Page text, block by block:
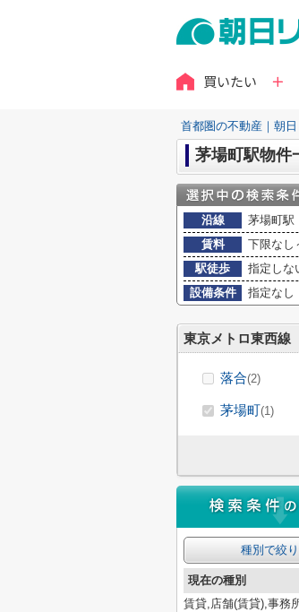
買いたい
首都圏の不動産｜朝
茅場町駅物件
沿線
茅場町駅
賃料
下限なし
駅徒歩
指定しな
設備条件
指定なし
東京メトロ東西線
落合(2)
茅場町(1)
種別で絞
現在の種別
賃貸,店舗(賃貸),事務